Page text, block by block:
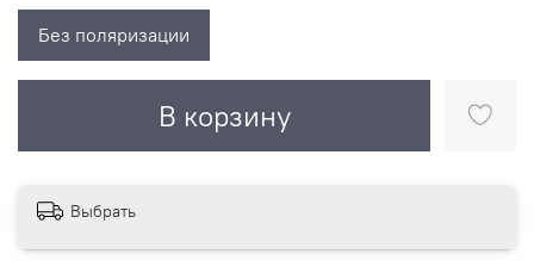
В корзину
Без поляризации
Выбрать